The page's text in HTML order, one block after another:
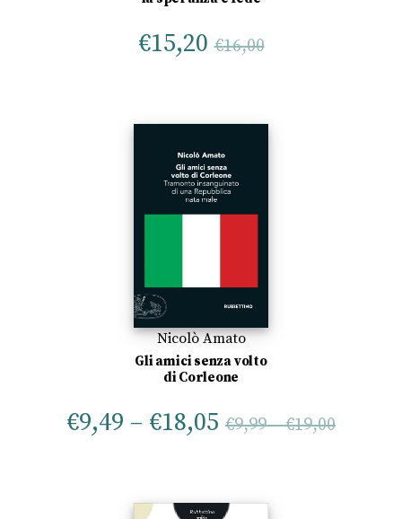
€15,20 €16,00
Nicolò Amato
Gli amici senza volto
di Corleone
€9,49 – €18,05 €9,99–€19,00